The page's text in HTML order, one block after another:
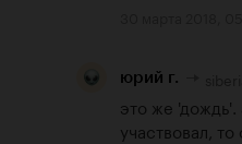
юрий г.
это же
участвовал, то